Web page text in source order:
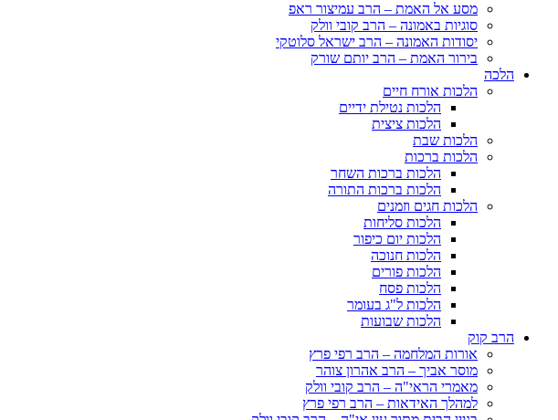
מסע אל האמת – הרב עמיצור ראפ
סוגיות באמונה – הרב קובי וולק
יסודות האמונה – הרב ישראל סלוטקי
בירור האמת – הרב יותם שורק
הלכה
הלכות אורח חיים
הלכות נטילת ידיים
הלכות ציצית
הלכות שבת
הלכות ברכות
הלכות ברכות השחר
הלכות ברכות התורה
הלכות חגים וזמנים
הלכות סליחות
הלכות יום כיפור
הלכות חנוכה
הלכות פורים
הלכות פסח
הלכות ל"ג בעומר
הלכות שבועות
הרב קוק
אורות המלחמה – הרב רפי פרץ
מוסר אביך – הרב אהרון צוהר
מאמרי הראי"ה – הרב קובי וולק
למהלך האידאות – הרב רפי פרץ